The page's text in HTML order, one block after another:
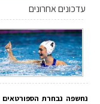
עדכונים אחרונים
נחשפה נבחרת הספורטאים